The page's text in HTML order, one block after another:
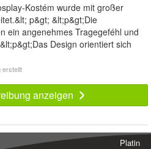
Kostém wurde mit großer
p&gt; &lt;p&gt;Die
ein angenehmes Tragegeféhl und
Design orientiert sich
erstellt
anzeigen
Platin